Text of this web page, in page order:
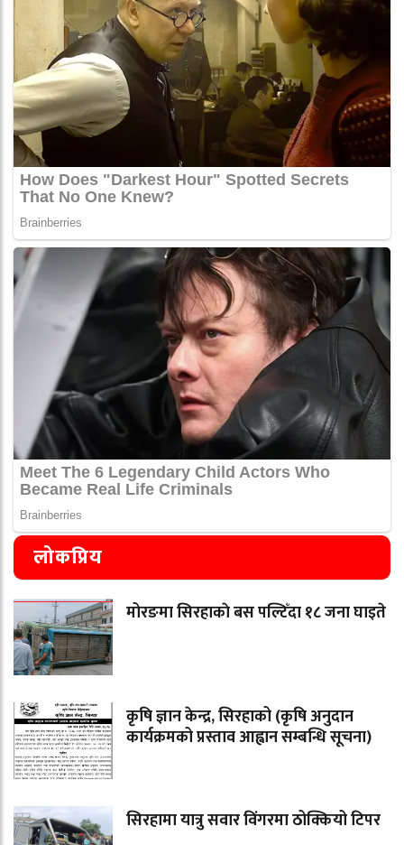
लोकप्रिय
मोरङमा सिरहाकाे बस पल्टिँदा १८ जना घाइते
कृषि ज्ञान केन्द्र, सिरहाको (कृषि अनुदान
कार्यक्रमको प्रस्ताव आह्वान सम्बन्धि सूचना)
सिरहामा यात्रु सवार विंगरमा ठोक्कियो टिपर